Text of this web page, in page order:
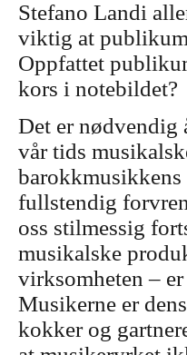
Stefano Landi
viktig at
Oppfattet
kors i notebildet?
Det er nødvendig
vår tids
fullstendig
oss stilmessig
musikalske
virksomheten –
Musikerne er
kokker og